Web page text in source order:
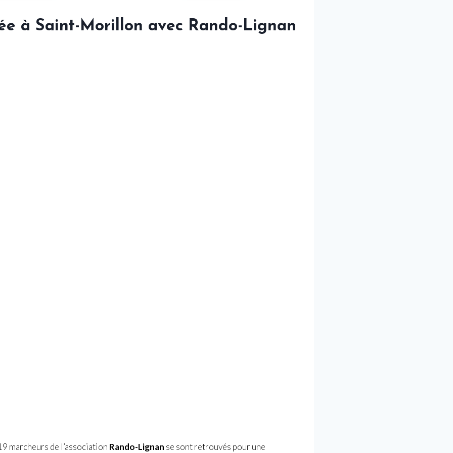
à Saint-Morillon avec Rando-Lignan
marcheurs de l’association Rando-Lignan se sont retrouvés pour une